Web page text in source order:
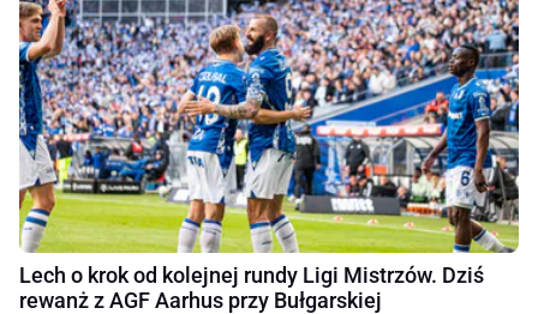
Lech o krok od kolejnej rundy Ligi Mistrzów. Dziś
rewanż z AGF Aarhus przy Bułgarskiej